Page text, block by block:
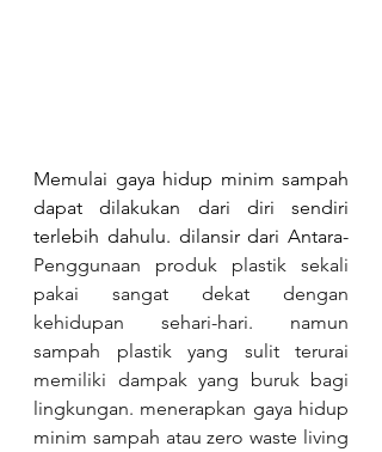
Memulai gaya hidup minim sampah
dapat dilakukan dari diri sendiri
Penggunaan produk plastik sekali
pakai sangat dekat dengan
kehidupan sehari-hari. namun
sampah plastik yang sulit terurai
memiliki dampak yang buruk bagi
lingkungan. menerapkan gaya hidup
minim sampah atau zero waste living